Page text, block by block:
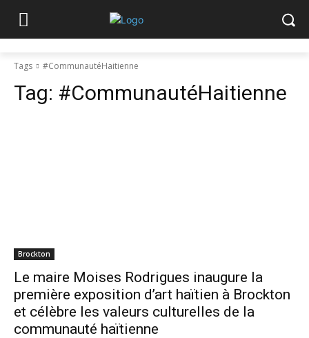
Tags #CommunautéHaitienne
Tag: #CommunautéHaitienne
Brockton
Le maire Moises Rodrigues inaugure la
première exposition d’art haïtien à Brockton
et célèbre les valeurs culturelles de la
communauté haïtienne